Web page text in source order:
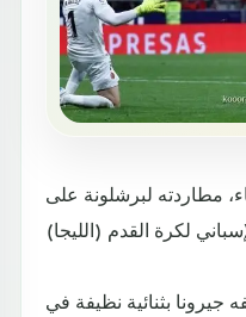
مطاردته لبرشلونة على
جيرونا بثنائية نظيفة في